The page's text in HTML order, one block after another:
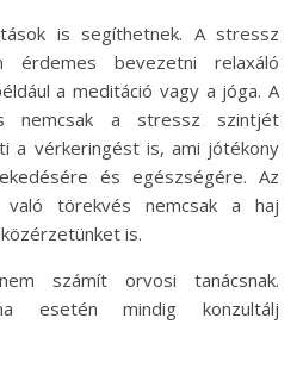
is segíthetnek. A stressz
érdemes bevezetni relaxáló
a meditáció vagy a jóga. A
nemcsak a stressz szintjét
a vérkeringést is, ami jótékony
és egészségére. Az
való törekvés nemcsak a haj
is.
számít orvosi tanácsnak.
esetén mindig konzultálj